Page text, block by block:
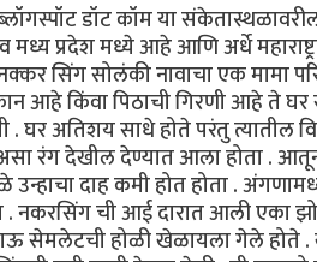
ब्लॉगस्पॉट डॉट कॉम या
मध्य प्रदेश मध्ये आहे आणि अर्धे
सिंग सोलंकी नावाचा एक मामा
आहे किंवा पिठाची गिरणी आहे ते
. घर अतिशय साधे होते परंतु त्यातील
रंग देखील देण्यात आला होता .
दाह कमी होत होता .
. नकरसिंग ची आई दारात आली एका
सेमलेटची होळी खेळायला गेले होते .